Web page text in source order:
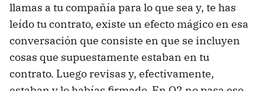
llamas a tu compañía para lo que sea y, te has
leído tu contrato, existe un efecto mágico en esa
conversación que consiste en que se incluyen
cosas que supuestamente estaban en tu
contrato. Luego revisas y, efectivamente,